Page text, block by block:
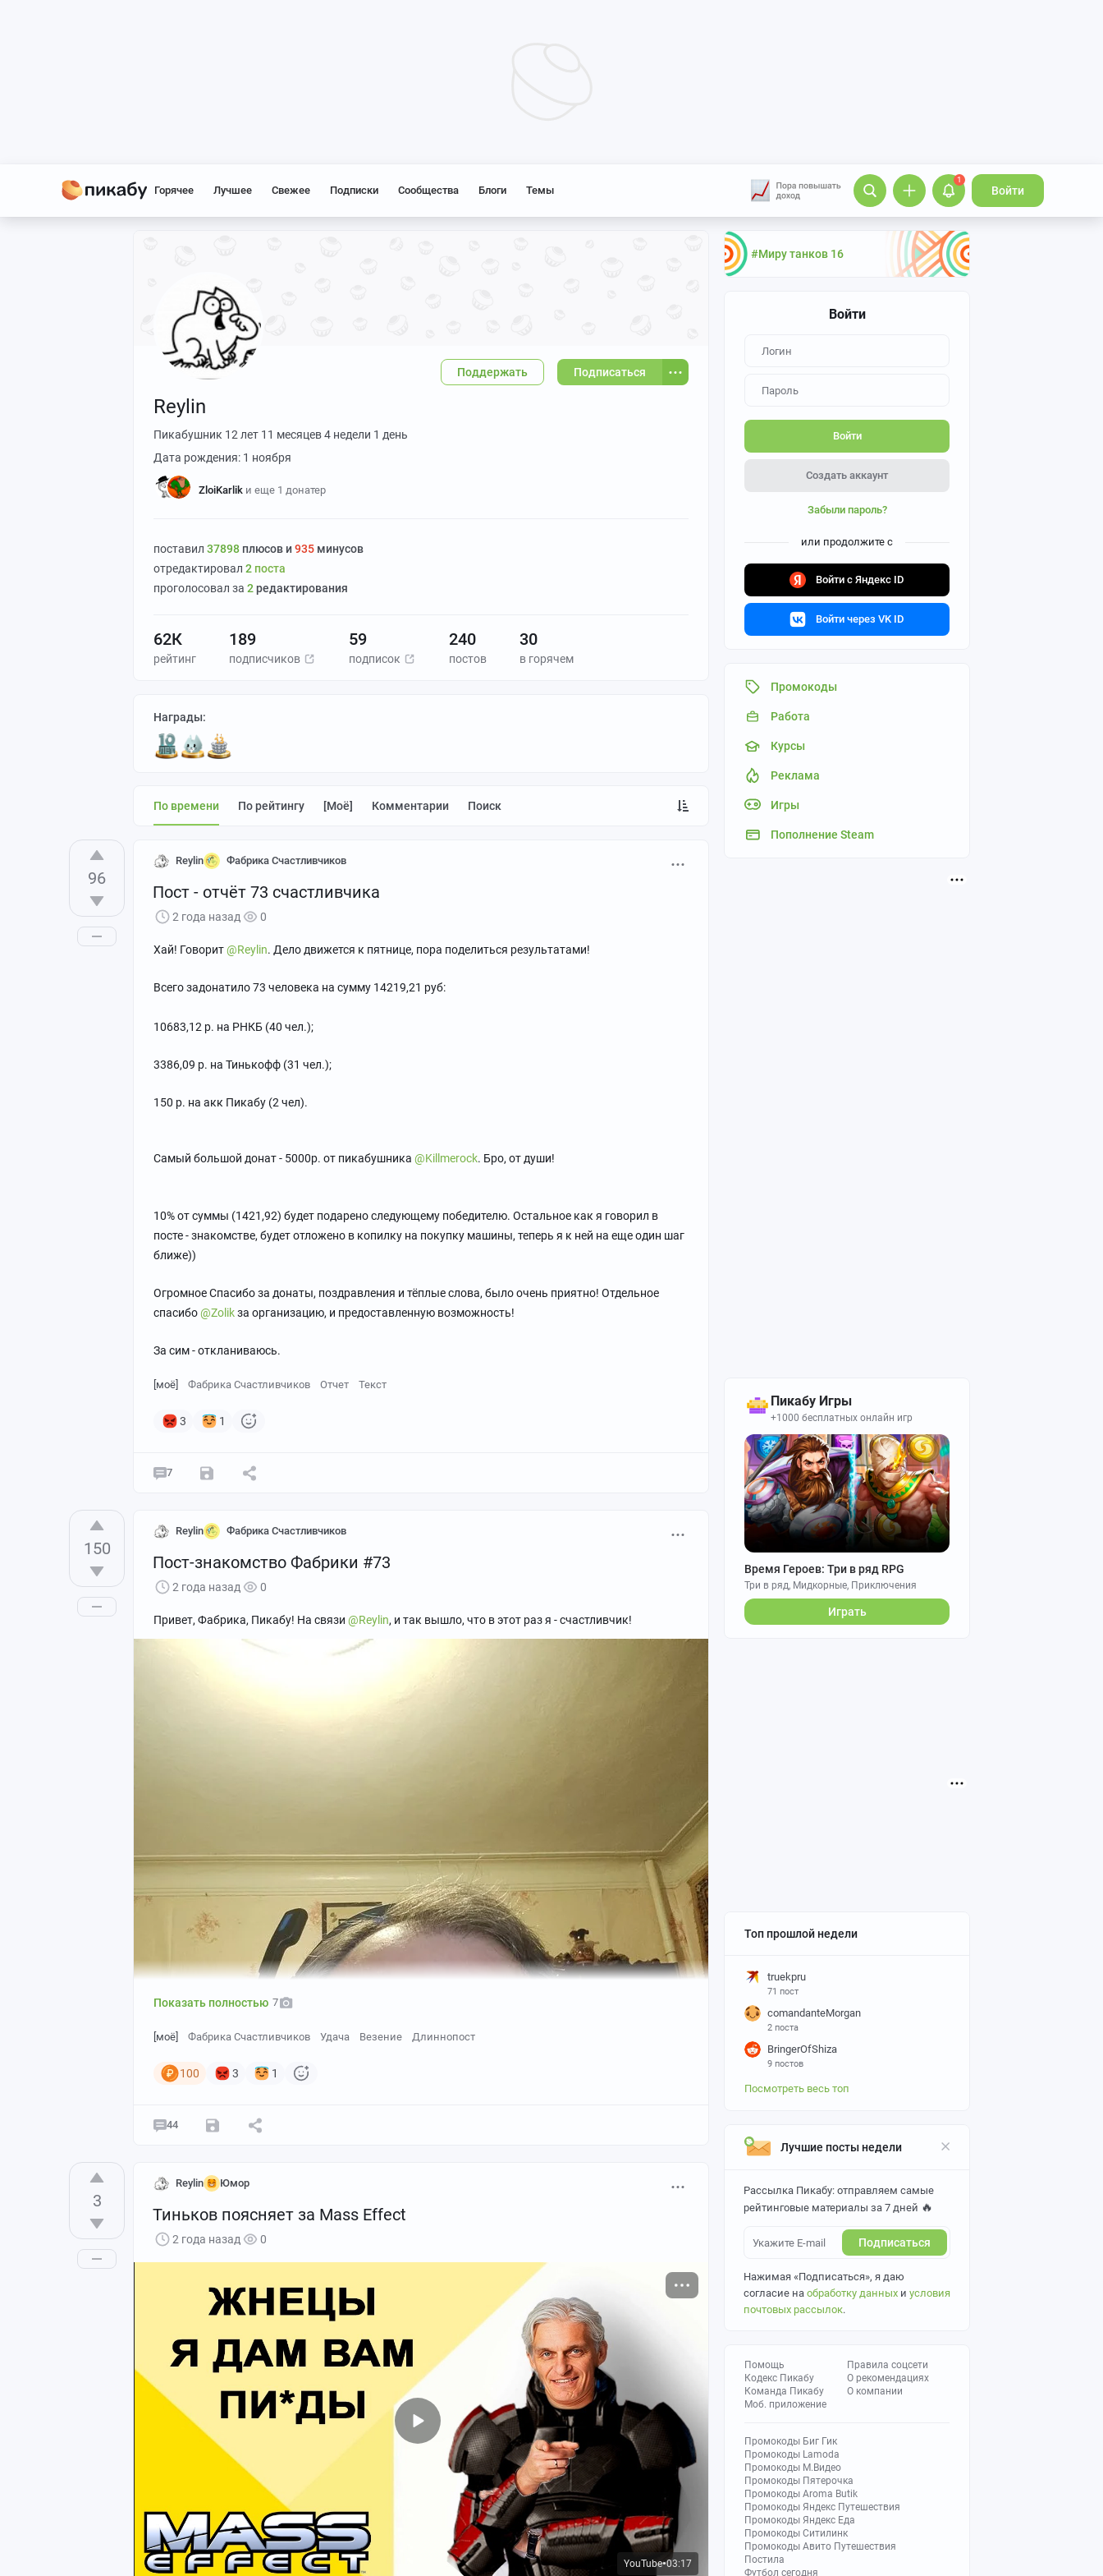
Горячее Лучшее Свежее Подписки Сообщества Блоги Темы
1
Войти
#Миру танков 16
Войти
Войти
Создать аккаунт
Забыли пароль?
или продолжите с
Войти с Яндекс ID
Войти через VK ID
Промокоды
Работа
Курсы
Реклама
Игры
Пополнение Steam
Пикабу Игры
+1000 бесплатных онлайн игр
Время Героев: Три в ряд RPG
Три в ряд, Мидкорные, Приключения
Играть
Топ прошлой недели
truekpru
71 пост
comandanteMorgan
2 поста
BringerOfShiza
9 постов
Посмотреть весь топ
Лучшие посты недели
Рассылка Пикабу: отправляем самые
рейтинговые материалы за 7 дней 🔥
Подписаться
Нажимая «Подписаться», я даю
согласие на обработку данных и условия
почтовых рассылок.
Помощь
Кодекс Пикабу
Команда Пикабу
Моб. приложение
Правила соцсети
О рекомендациях
О компании
Промокоды Биг Гик
Промокоды Lamoda
Промокоды М.Видео
Промокоды Пятерочка
Промокоды Aroma Butik
Промокоды Яндекс Путешествия
Промокоды Яндекс Еда
Промокоды Ситилинк
Промокоды Авито Путешествия
Постила
Футбол сегодня
Reylin
Поддержать Подписаться
Пикабушник 12 лет 11 месяцев 4 недели 1 день
Дата рождения: 1 ноября
ZloiKarlik и еще 1 донатер
поставил 37898 плюсов и935 минусов
отредактировал 2 поста
проголосовал за 2редактирования
62К
рейтинг
189
подписчиков
59
подписок
240
постов
30
в горячем
Награды:
По времени По рейтингу [моё] Комментарии Поиск
96
Reylin Фабрика Счастливчиков
Пост - отчёт 73 счастливчика
2 года назад 0
Хай! Говорит@Reylin. Дело движется к пятнице, пора поделиться результатами!
Всего задонатило 73 человека на сумму 14219,21 руб:
10683,12 р. на РНКБ (40 чел.);
3386,09 р. на Тинькофф (31 чел.);
150 р. на акк Пикабу (2 чел).
Самый большой донат - 5000р. от пикабушника @Killmerock. Бро, от души!
10% от суммы (1421,92) будет подарено следующему победителю. Остальное как я говорил в
посте - знакомстве, будет отложено в копилку на покупку машины, теперь я к ней на еще один шаг
ближе))
Огромное Спасибо за донаты, поздравления и тёплые слова, было очень приятно! Отдельное
спасибо@Zolikза организацию, и предоставленную возможность!
За сим - откланиваюсь.
[моё] Фабрика Счастливчиков Отчет Текст
3 1
7
150
Reylin Фабрика Счастливчиков
Пост-знакомство Фабрики #73
2 года назад 0
Привет, Фабрика, Пикабу! На связи @Reylin, и так вышло, что в этот раз я - счастливчик!
Показать полностью 7
[моё] Фабрика Счастливчиков Удача Везение Длиннопост
100 3 1
44
3
Reylin Юмор
Тиньков поясняет за Mass Effect
2 года назад 0
YouTube●03:17